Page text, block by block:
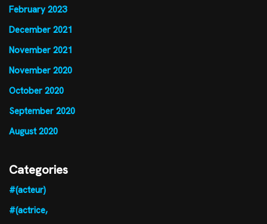
February 2023
December 2021
November 2021
November 2020
October 2020
September 2020
August 2020
Categories
#(acteur)
#(actrice,